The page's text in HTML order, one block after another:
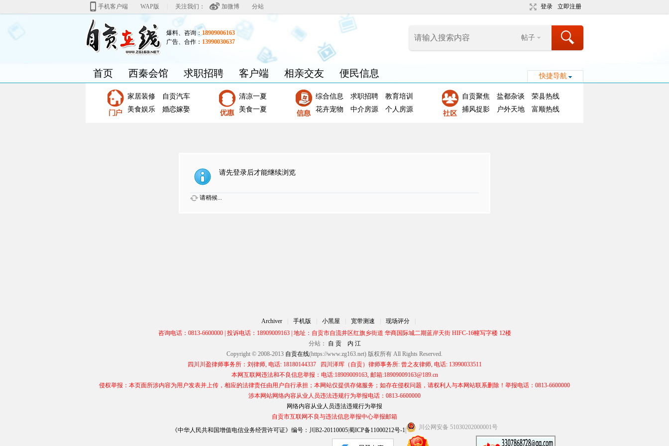
手机客户端 WAP版 关注我们： 加微博 分站 登录 立即注册
爆料、咨询：18909006163
广告、合作： 13990030637
帖子
快捷导航
首页 西秦会馆 求职招聘 客户端 相亲交友 便民信息
家居装修
自贡汽车
美食娱乐
婚恋嫁娶
清凉一夏
美食一夏
综合信息 求职招聘
教育培训
花卉宠物
中介房源 个人房源
自贡聚焦 盐都杂谈
荣县热线
捕风捉影
户外天地 富顺热线
请先登录后才能继续浏览
请稍候...
Archiver 手机版 小黑屋 宽带测速 现场评分
咨询电话：0813-6600000 | 投诉电话：18909009163 | 地址：自贡市自流井区红旗乡街道 华商国际城二期蓝岸天街 HIFC-16幢写字楼 12楼
分站：
自 贡
内 江
Copyright © 2008-2013 自贡在线(https://www.zg163.net) 版权所有 All Rights Reserved.
四川川盈律师事务所：刘律师, 电话: 18180144337 四川泽珲（自贡）律师事务所: 曾之友律师, 电话: 13990033511
本网互联网违法和不良信息举报：电话:18909009163, 邮箱:18909009163@189.cn
侵权举报：本页面所涉内容为用户发表并上传，相应的法律责任由用户自行承担；本网站仅提供存储服务；如存在侵权问题，请权利人与本网站联系删除！举报电话：0813-6600000
涉本网站网络内容从业人员违法违规行为举报电话：0813-6600000
网络内容从业人员违法违规行为举报
自贡市互联网不良与违法信息举报中心举报邮箱
《中华人民共和国增值电信业务经营许可证》编号：川B2-20110005|蜀ICP备11000212号-1 川公网安备 51030202000001号